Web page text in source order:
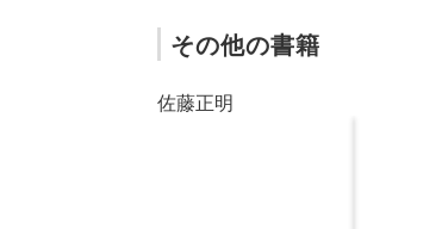
その他の書籍
佐藤正明